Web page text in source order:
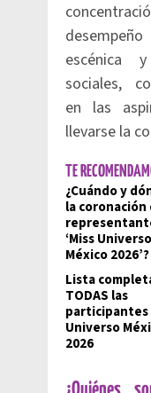
escénica
sociales,
en las
llevarse la
TE
¿Cuándo y
la coronación
‘Miss Universo
México 2026’?
Lista
TODAS las
participantes
Universo
2026